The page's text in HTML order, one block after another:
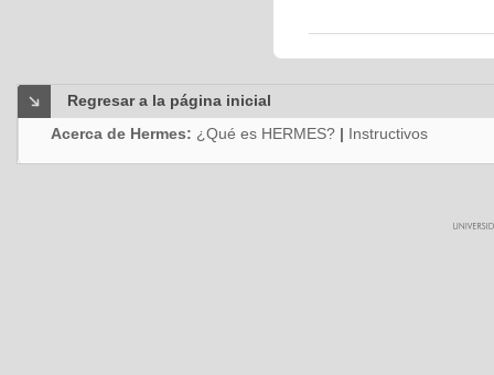
Regresar a la página inicial
Acerca de Hermes: ¿Qué es HERMES? | Instructivos